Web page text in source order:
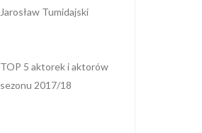
Jarosław Tumidajski
TOP 5 aktorek i aktorów
sezonu 2017/18